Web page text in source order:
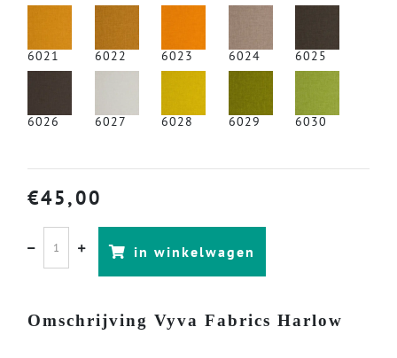
6021 6022 6023 6024 6025
6026 6027 6028 6029 6030
€45,00
in winkelwagen
Omschrijving Vyva Fabrics Harlow